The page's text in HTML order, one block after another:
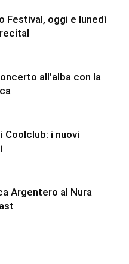
Festival, oggi e lunedì
all’alba con la
Coolclub: i nuovi
Argentero al Nura